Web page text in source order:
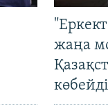
жаңа